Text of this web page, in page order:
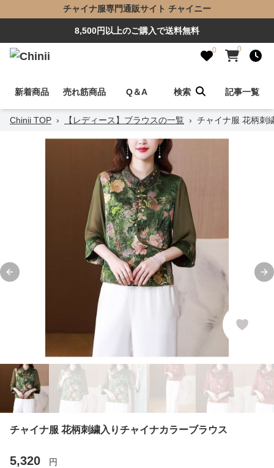
チャイナ服専門通販サイト チャイニー
8,500円以上のご購入で送料無料
0 0
新着商品 売れ筋商品 Q＆A 検索 記事一覧
Chinii TOP › 【レディース】ブラウスの一覧 › チャイナ服 花柄刺
Previous slide
チャイナ服 花柄刺繍入りチャイナカラーブラウス
5,320 円